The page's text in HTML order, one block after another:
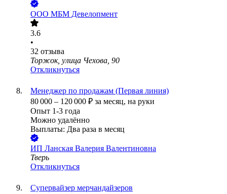
ООО МБМ Девелопмент
3.6
•
32 отзыва
Торжок, улица Чехова, 90
Откликнуться
Менеджер по продажам (Первая линия)
80 000 – 120 000 ₽ за месяц, на руки
Опыт 1-3 года
Можно удалённо
Выплаты: Два раза в месяц
ИП Ланская Валерия Валентиновна
Тверь
Откликнуться
Супервайзер мерчандайзеров